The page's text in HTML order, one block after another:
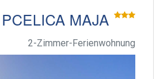
PCELICA MAJA
2-Zimmer-Ferienwohnung